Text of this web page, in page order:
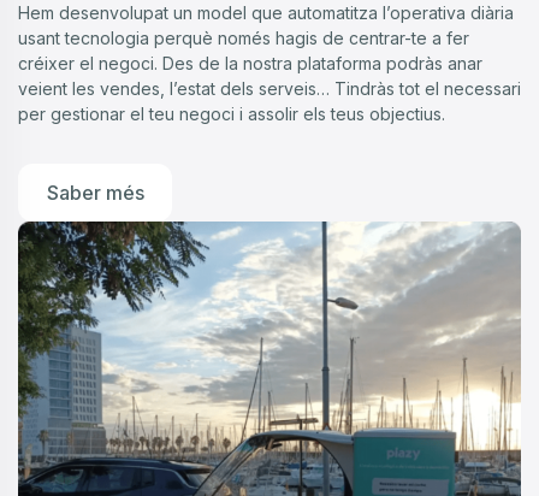
Hem desenvolupat un model que automatitza l’operativa diària
usant tecnologia perquè només hagis de centrar-te a fer
créixer el negoci. Des de la nostra plataforma podràs anar
veient les vendes, l’estat dels serveis… Tindràs tot el necessari
per gestionar el teu negoci i assolir els teus objectius.
Saber més